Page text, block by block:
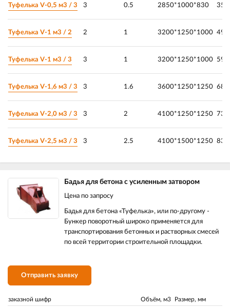
Туфелька V-0,5 м3 / 3 3 0.5 2850*1000*830 350
Туфелька V-1 м3 / 2 2 1 3200*1250*1000 490
Туфелька V-1 м3 / 3 3 1 3200*1250*1000 590
Туфелька V-1,6 м3 / 3 3 1.6 3600*1250*1250 680
Туфелька V-2,0 м3 / 3 3 2 4100*1250*1250 730
Туфелька V-2,5 м3 / 3 3 2.5 4100*1500*1250 830
Бадья для бетона с усиленным затвором
Цена по запросу
Бадья для бетона «Туфелька», или по-другому -
Бункер поворотный широко применяется для
транспортирования бетонных и растворных смесей
по всей территории строительной площадки.
Отправить заявку
заказной шифр Объём, м3 Размер, мм